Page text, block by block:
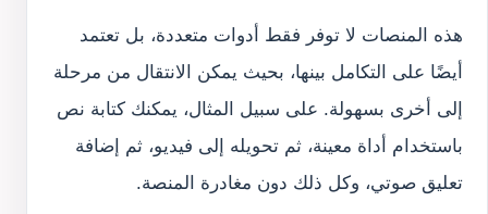
هذه المنصات لا توفر فقط أدوات متعددة، بل تعتمد
أيضًا على التكامل بينها، بحيث يمكن الانتقال من مرحلة
إلى أخرى بسهولة. على سبيل المثال، يمكنك كتابة نص
باستخدام أداة معينة، ثم تحويله إلى فيديو، ثم إضافة
تعليق صوتي، وكل ذلك دون مغادرة المنصة.